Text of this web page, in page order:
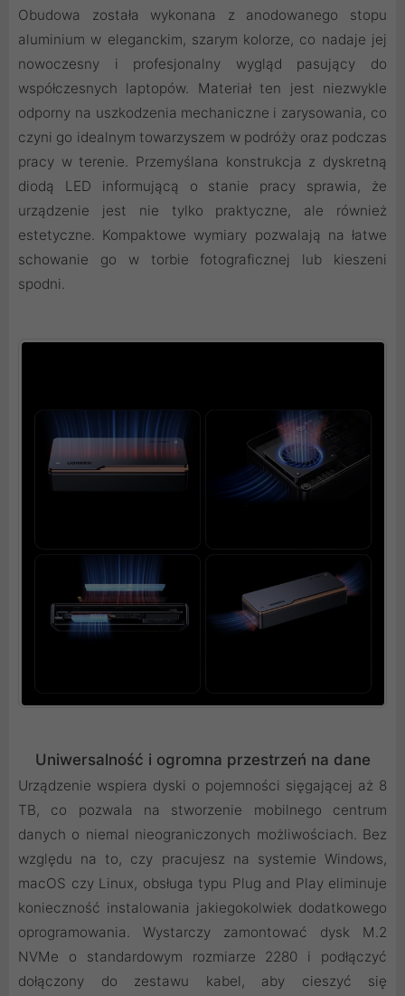
Obudowa została wykonana z anodowanego stopu
aluminium w eleganckim, szarym kolorze, co nadaje jej
nowoczesny i profesjonalny wygląd pasujący do
współczesnych laptopów. Materiał ten jest niezwykle
odporny na uszkodzenia mechaniczne i zarysowania, co
czyni go idealnym towarzyszem w podróży oraz podczas
pracy w terenie. Przemyślana konstrukcja z dyskretną
diodą LED informującą o stanie pracy sprawia, że
urządzenie jest nie tylko praktyczne, ale również
estetyczne. Kompaktowe wymiary pozwalają na łatwe
schowanie go w torbie fotograficznej lub kieszeni
spodni.
Uniwersalność i ogromna przestrzeń na dane
Urządzenie wspiera dyski o pojemności sięgającej aż 8
TB, co pozwala na stworzenie mobilnego centrum
danych o niemal nieograniczonych możliwościach. Bez
względu na to, czy pracujesz na systemie Windows,
macOS czy Linux, obsługa typu Plug and Play eliminuje
konieczność instalowania jakiegokolwiek dodatkowego
oprogramowania. Wystarczy zamontować dysk M.2
NVMe o standardowym rozmiarze 2280 i podłączyć
dołączony do zestawu kabel, aby cieszyć się